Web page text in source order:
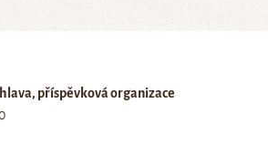
příspěvková organizace